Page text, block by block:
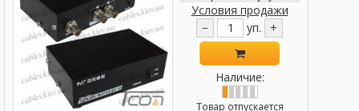
Условия продажи
−
уп. +
Наличие:
Товар отпускается